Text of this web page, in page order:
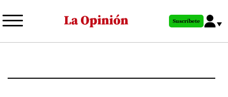
al
principal
Suscríbete